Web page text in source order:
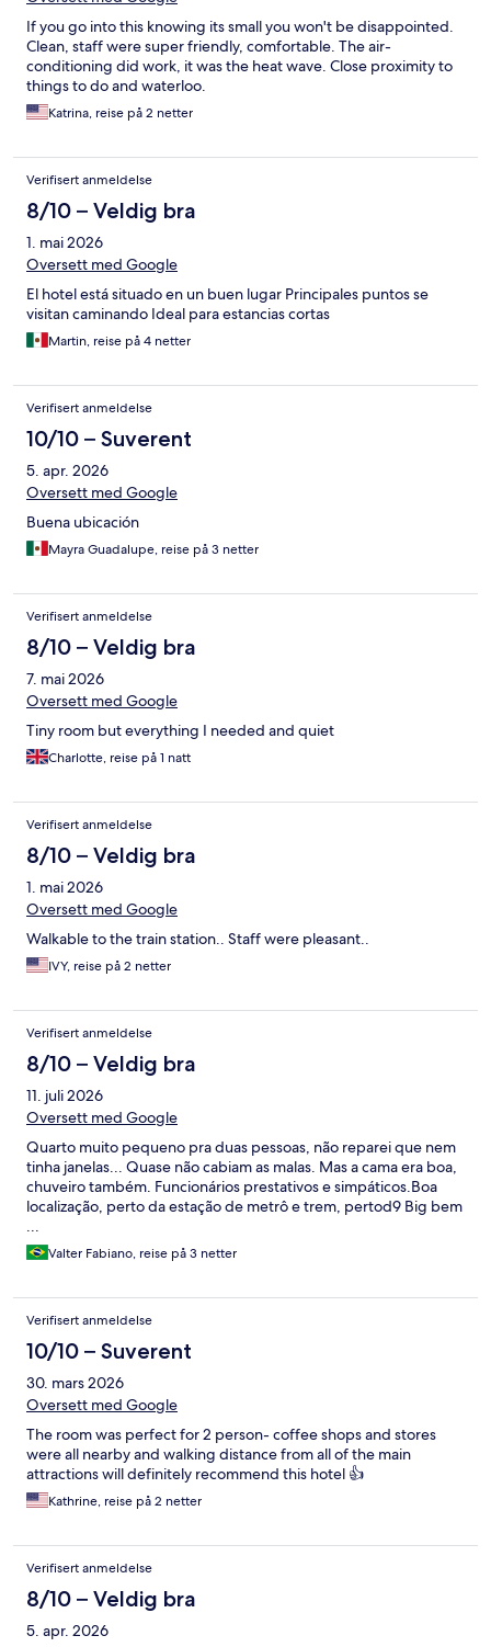
If you go into this knowing its small you won't be disappointed.
Clean, staff were super friendly, comfortable. The air-
conditioning did work, it was the heat wave. Close proximity to
things to do and waterloo.
Katrina, reise på 2 netter
Verifisert anmeldelse
8/10 – Veldig bra
1. mai 2026
Oversett med Google
El hotel está situado en un buen lugar Principales puntos se
visitan caminando Ideal para estancias cortas
Martin, reise på 4 netter
Verifisert anmeldelse
10/10 – Suverent
5. apr. 2026
Oversett med Google
Buena ubicación
Mayra Guadalupe, reise på 3 netter
Verifisert anmeldelse
8/10 – Veldig bra
7. mai 2026
Oversett med Google
Tiny room but everything I needed and quiet
Charlotte, reise på 1 natt
Verifisert anmeldelse
8/10 – Veldig bra
1. mai 2026
Oversett med Google
Walkable to the train station.. Staff were pleasant..
IVY, reise på 2 netter
Verifisert anmeldelse
8/10 – Veldig bra
11. juli 2026
Oversett med Google
Quarto muito pequeno pra duas pessoas, não reparei que nem
tinha janelas... Quase não cabiam as malas. Mas a cama era boa,
chuveiro também. Funcionários prestativos e simpáticos.Boa
localização, perto da estação de metrô e trem, pertod9 Big bem
...
Valter Fabiano, reise på 3 netter
Verifisert anmeldelse
10/10 – Suverent
30. mars 2026
Oversett med Google
The room was perfect for 2 person- coffee shops and stores
were all nearby and walking distance from all of the main
attractions will definitely recommend this hotel 👍
Kathrine, reise på 2 netter
Verifisert anmeldelse
8/10 – Veldig bra
5. apr. 2026